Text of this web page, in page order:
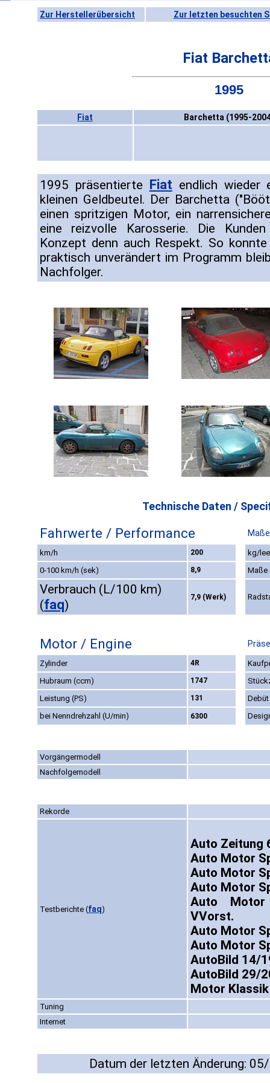
Zur Herstellerübersicht Zur letzten besuchten
Fiat
1995
Fiat Barchetta (1995-
1995 präsentierte Fiat endlich wieder
kleinen Geldbeutel. Der Barchetta
einen spritzigen Motor, ein
eine reizvolle Karosserie. Die
Konzept denn auch Respekt. So
praktisch unverändert im Programm
Nachfolger.
Technische Daten /
Fahrwerte / Performance
km/h 200
kg/
0-100 km/h (sek)
8,9 Maße
Verbrauch (L/100 km)
(faq)
7,9 (Werk)
Motor / Engine
Zylinder 4R
Hubraum (ccm)
1747
Leistung (PS)
131
Debüt
bei Nenndrehzahl (U/min)
6300
Vorgängermodell
Nachfolgemodell
Rekorde
Testberichte (faq)
Auto Zeitung
Auto Motor
Auto Motor
Auto Motor
Auto
VVorst.
Auto Motor
Auto Motor
AutoBild 14/
AutoBild 29/
Motor
Tuning
Internet
Datum der letzten Änderung: